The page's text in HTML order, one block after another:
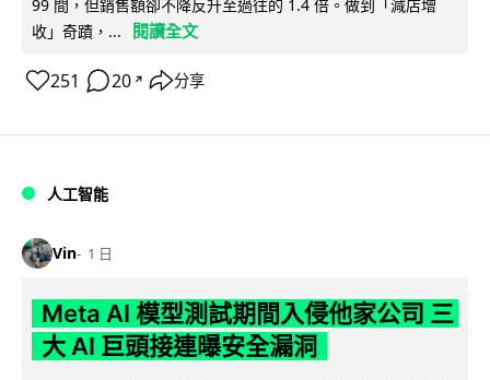
99 間，但銷售額卻不降反升至過往的 1.4 倍。做到「減店增
收」奇蹟，...
閱讀全文
251 20 ↗ 分享
人工智能
Vin 1 日
Meta AI 模型測試期間入侵他家公司 三
大 AI 巨頭接連曝安全漏洞